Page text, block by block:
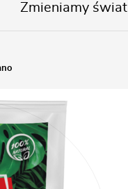
Zmieniamy świat